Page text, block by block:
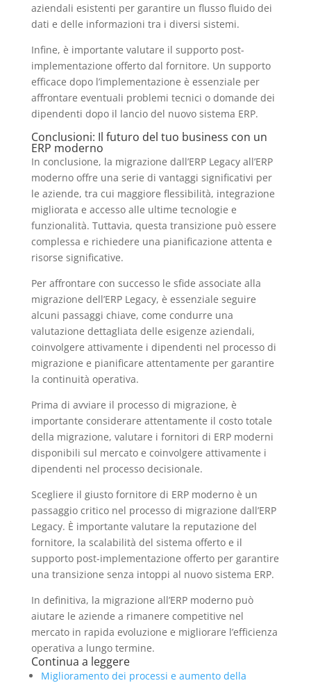
aziendali esistenti per garantire un flusso fluido dei
dati e delle informazioni tra i diversi sistemi.
Infine, è importante valutare il supporto post-
implementazione offerto dal fornitore. Un supporto
efficace dopo l’implementazione è essenziale per
affrontare eventuali problemi tecnici o domande dei
dipendenti dopo il lancio del nuovo sistema ERP.
Conclusioni: Il futuro del tuo business con un
ERP moderno
In conclusione, la migrazione dall’ERP Legacy all’ERP
moderno offre una serie di vantaggi significativi per
le aziende, tra cui maggiore flessibilità, integrazione
migliorata e accesso alle ultime tecnologie e
funzionalità. Tuttavia, questa transizione può essere
complessa e richiedere una pianificazione attenta e
risorse significative.
Per affrontare con successo le sfide associate alla
migrazione dell’ERP Legacy, è essenziale seguire
alcuni passaggi chiave, come condurre una
valutazione dettagliata delle esigenze aziendali,
coinvolgere attivamente i dipendenti nel processo di
migrazione e pianificare attentamente per garantire
la continuità operativa.
Prima di avviare il processo di migrazione, è
importante considerare attentamente il costo totale
della migrazione, valutare i fornitori di ERP moderni
disponibili sul mercato e coinvolgere attivamente i
dipendenti nel processo decisionale.
Scegliere il giusto fornitore di ERP moderno è un
passaggio critico nel processo di migrazione dall’ERP
Legacy. È importante valutare la reputazione del
fornitore, la scalabilità del sistema offerto e il
supporto post-implementazione offerto per garantire
una transizione senza intoppi al nuovo sistema ERP.
In definitiva, la migrazione all’ERP moderno può
aiutare le aziende a rimanere competitive nel
mercato in rapida evoluzione e migliorare l’efficienza
operativa a lungo termine.
Continua a leggere
Miglioramento dei processi e aumento della